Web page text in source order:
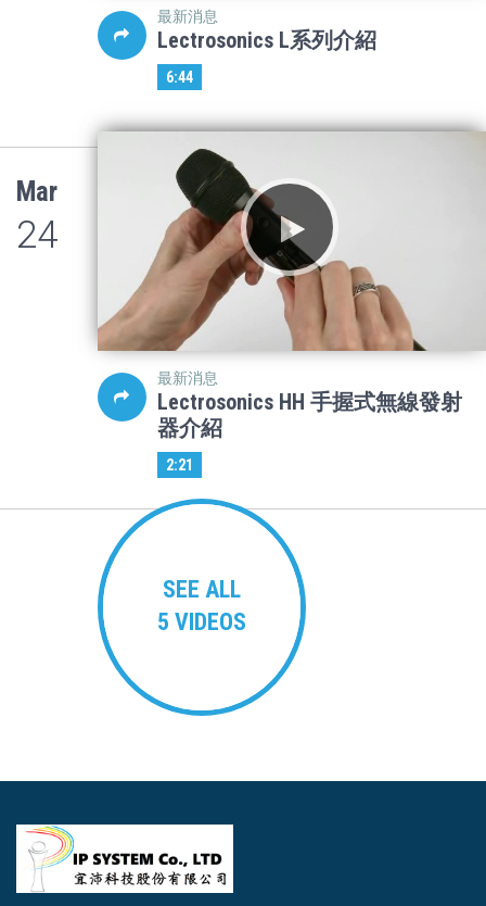
最新消息
Lectrosonics L系列介紹
6:44
Mar
24
最新消息
Lectrosonics HH 手握式無線發射
器介紹
2:21
SEE ALL
5 VIDEOS